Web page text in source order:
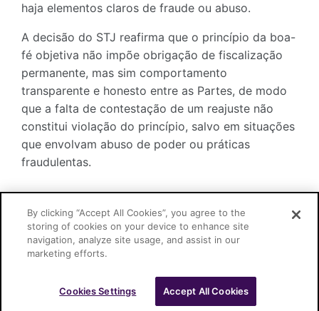
haja elementos claros de fraude ou abuso.
A decisão do STJ reafirma que o princípio da boa-
fé objetiva não impõe obrigação de fiscalização
permanente, mas sim comportamento
transparente e honesto entre as Partes, de modo
que a falta de contestação de um reajuste não
constitui violação do princípio, salvo em situações
que envolvam abuso de poder ou práticas
fraudulentas.
Link:REsp nº 2030882
Cascione Advogados © 2026
By clicking “Accept All Cookies”, you agree to the
storing of cookies on your device to enhance site
navigation, analyze site usage, and assist in our
marketing efforts.
Cookies Settings Accept All Cookies